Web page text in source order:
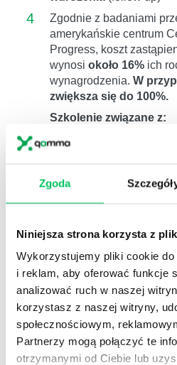
Zgoda
Niniejsza strona korzysta z
Wykorzystujemy pliki cookie
i reklam, aby oferować funkcje
analizować ruch w naszej
korzystasz z naszej witryny,
społecznościowym,
Partnerzy mogą połączyć te
otrzymanymi od Ciebie lub
4
Zgodnie z badaniami
amerykańskie centrum
Progress, koszt
wynosi około 16% ich
wynagrodzenia. W
zwiększa się do 100%.
Szkolenie związane z:
szkolenie i
motywacja
KORZYŚCIDLA
Skuteczne
poprzez
im poczucie spełnienia i
Świadome unikanie
pracownikach apatię i